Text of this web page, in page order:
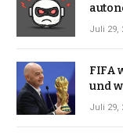
Juli 29,
FIFA
und
Juli 29,